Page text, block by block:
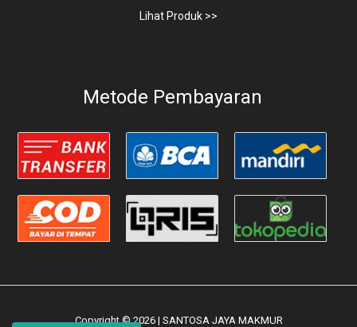
Lihat Produk >>
Metode Pembayaran
Copyright © 2026 | SANTOSA JAYA MAKMUR